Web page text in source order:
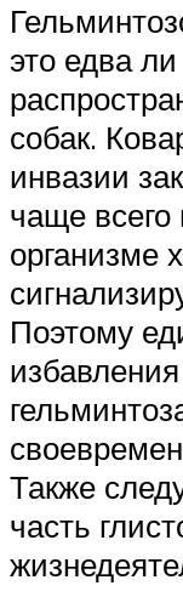
это едва
собак.
инвазии
чаще всего
организме
Поэтому
Также
часть